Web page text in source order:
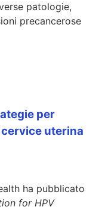
patologie,
precancerose
per
uterina
ha pubblicato
for HPV